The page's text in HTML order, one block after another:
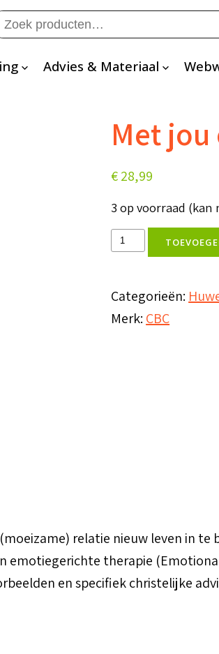
Advies & Materiaal
Met
€28,99
3 op voorraad (kan
Met
God
verbonden
Categorieën:
Merk: CBC
relatie nieuw leven in
emotiegerichte therapie
en specifiek christelijke